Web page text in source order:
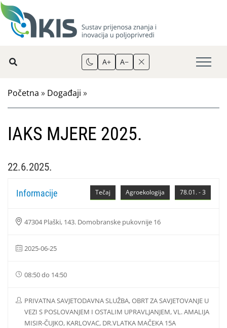
A+ A−
Početna » Događaji »
IAKS MJERE 2025.
22.6.2025.
78.01. - 3
Agroekologija
Tečaj
Informacije
47304 Plaški, 143. Domobranske pukovnije 16
2025-06-25
08:50 do 14:50
PRIVATNA SAVJETODAVNA SLUŽBA, OBRT ZA SAVJETOVANJE U
VEZI S POSLOVANJEM I OSTALIM UPRAVLJANJEM, VL. AMALIJA
MISIR-ČUJKO, KARLOVAC, DR.VLATKA MAČEKA 15A